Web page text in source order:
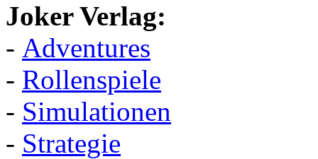
Joker Verlag:
- Adventures
- Rollenspiele
- Simulationen
- Strategie